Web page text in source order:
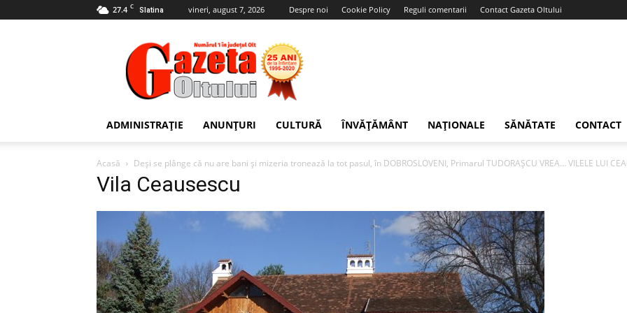
27.4 C Slatina vineri, august 7, 2026 Despre noi Cookie Policy Reguli comentarii Contact Gazeta Oltului
Gazeta
Oltului
ADMINISTRAȚIE ANUNȚURI CULTURĂ ÎNVĂȚĂMÂNT NAȚIONALE SĂNĂTATE CONTACT
Acasă Deşi se plânge că nu are bani şi mizeria tronează la tot pasul, în DOBROSLOVENI, Primarul TUDORAŞCU VREA… VILELE LUI
Vila Ceausescu